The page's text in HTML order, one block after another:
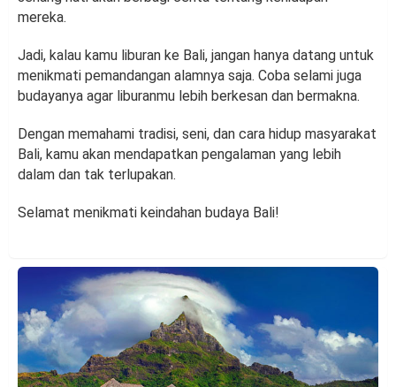
mereka.
Jadi, kalau kamu liburan ke Bali, jangan hanya datang untuk
menikmati pemandangan alamnya saja. Coba selami juga
budayanya agar liburanmu lebih berkesan dan bermakna.
Dengan memahami tradisi, seni, dan cara hidup masyarakat
Bali, kamu akan mendapatkan pengalaman yang lebih
dalam dan tak terlupakan.
Selamat menikmati keindahan budaya Bali!